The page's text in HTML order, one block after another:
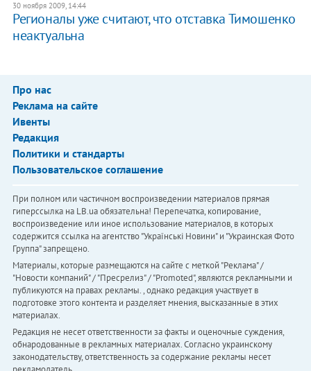
30 ноября 2009, 14:44
Регионалы уже считают, что отставка Тимошенко
неактуальна
Про нас
Реклама на сайте
Ивенты
Редакция
Политики и стандарты
Пользовательское соглашение
При полном или частичном воспроизведении материалов прямая
гиперссылка на LB.ua обязательна! Перепечатка, копирование,
воспроизведение или иное использование материалов, в которых
содержится ссылка на агентство "Українськi Новини" и "Украинская Фото
Группа" запрещено.
Материалы, которые размещаются на сайте с меткой "Реклама" /
"Новости компаний" / "Пресрелиз" / "Promoted", являются рекламными и
публикуются на правах рекламы. , однако редакция участвует в
подготовке этого контента и разделяет мнения, высказанные в этих
материалах.
Редакция не несет ответственности за факты и оценочные суждения,
обнародованные в рекламных материалах. Согласно украинскому
законодательству, ответственность за содержание рекламы несет